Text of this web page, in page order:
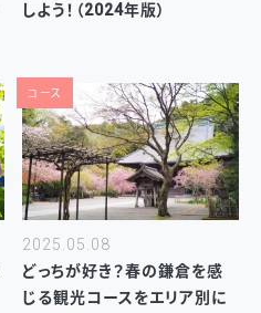
しよう！（2024年版）
コース
2025.05.08
どっちが好き？春の鎌倉を感
じる観光コースをエリア別に